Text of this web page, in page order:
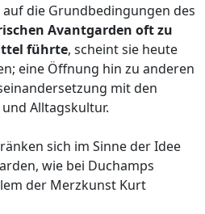
die Grundbedingungen des
Avantgarden oft zu
führte, scheint sie heute
eine Öffnung hin zu anderen
mit den
Alltagskultur.
sich im Sinne der Idee
wie bei Duchamps
der Merzkunst Kurt